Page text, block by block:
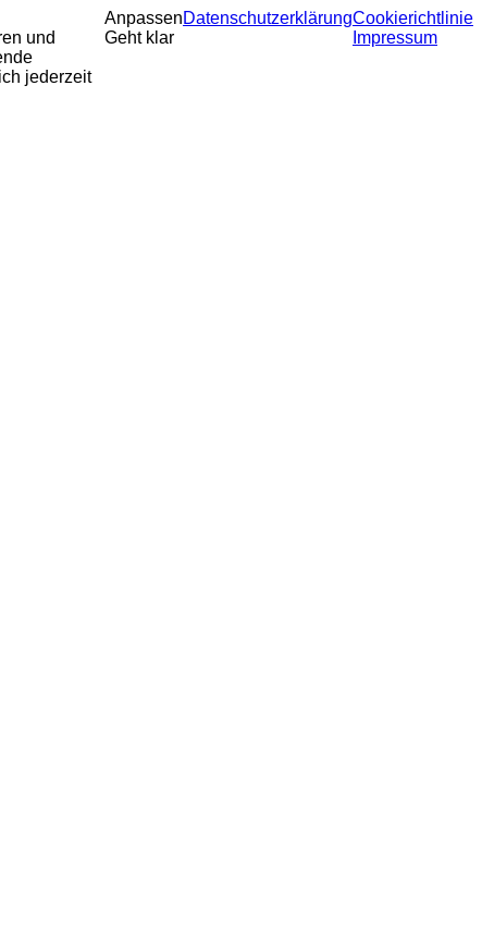
und
jederzeit
Anpassen
Geht klar
DatenschutzerklärungCookierichtlinie
Impressum